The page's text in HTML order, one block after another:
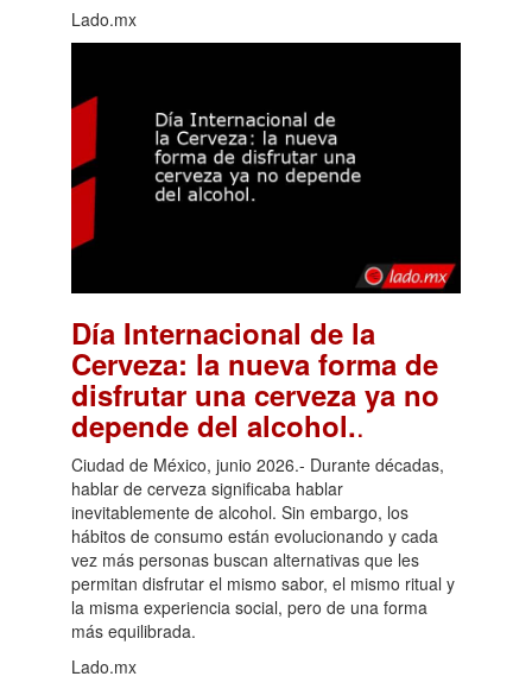
Lado.mx
Día Internacional de la
Cerveza: la nueva forma de
disfrutar una cerveza ya no
depende del alcohol..
Ciudad de México, junio 2026.- Durante décadas,
hablar de cerveza significaba hablar
inevitablemente de alcohol. Sin embargo, los
hábitos de consumo están evolucionando y cada
vez más personas buscan alternativas que les
permitan disfrutar el mismo sabor, el mismo ritual y
la misma experiencia social, pero de una forma
más equilibrada.
Lado.mx